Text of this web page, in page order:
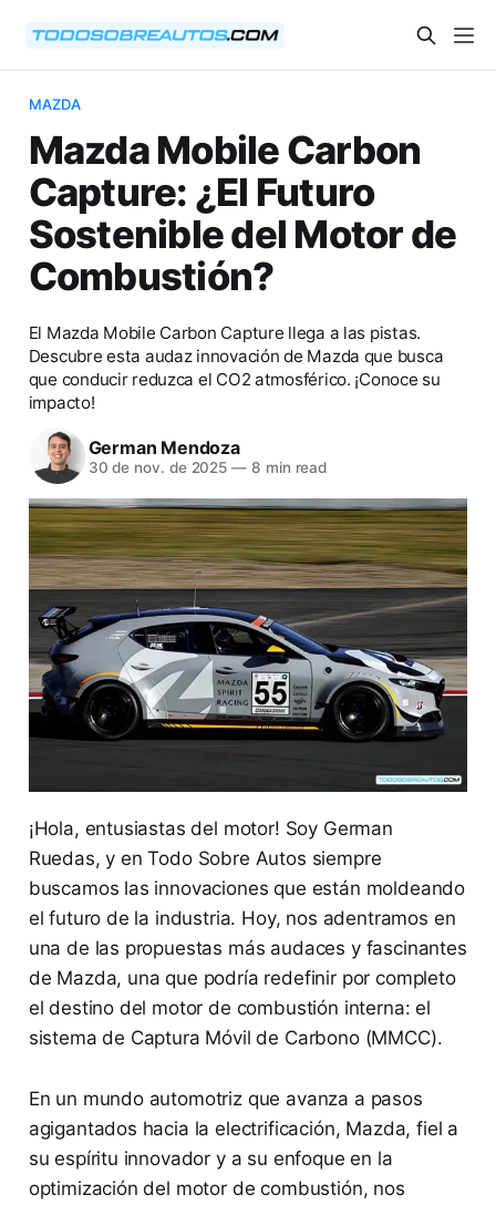
MAZDA
Mazda Mobile Carbon
Capture: ¿El Futuro
Sostenible del Motor de
Combustión?
El Mazda Mobile Carbon Capture llega a las pistas.
Descubre esta audaz innovación de Mazda que busca
que conducir reduzca el CO2 atmosférico. ¡Conoce su
impacto!
German Mendoza
30 de nov. de 2025 — 8 min read
¡Hola, entusiastas del motor! Soy German
Ruedas, y en Todo Sobre Autos siempre
buscamos las innovaciones que están moldeando
el futuro de la industria. Hoy, nos adentramos en
una de las propuestas más audaces y fascinantes
de Mazda, una que podría redefinir por completo
el destino del motor de combustión interna: el
sistema de Captura Móvil de Carbono (MMCC).
En un mundo automotriz que avanza a pasos
agigantados hacia la electrificación, Mazda, fiel a
su espíritu innovador y a su enfoque en la
optimización del motor de combustión, nos